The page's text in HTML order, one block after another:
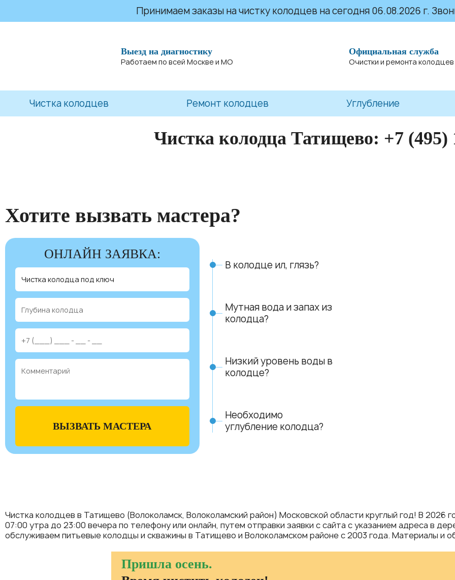
Принимаем заказы на чистку колодцев на сегодня 06.08.2026 г.
Выезд на диагностику
Работаем по всей Москве и МО
Официальная служба
Очистки и ремонта колодцев
Чистка колодцев Ремонт колодцев Углубление
Чистка колодца Татищево: +7 (495)
Хотите вызвать мастера?
ОНЛАЙН ЗАЯВКА:
ВЫЗВАТЬ МАСТЕРА
В колодце ил, глязь?
Мутная вода и запах из
колодца?
Низкий уровень воды в
колодце?
Необходимо
углубление колодца?
Чистка колодцев в Татищево (Волоколамск, Волоколамский район) Московской области круглый год! В 2026
07:00 утра до 23:00 вечера по телефону или онлайн, путем отправки заявки с сайта с указанием адреса в
обслуживаем питьевые колодцы и скважины в Татищево и Волоколамском районе с 2003 года. Материалы и
Пришла осень.